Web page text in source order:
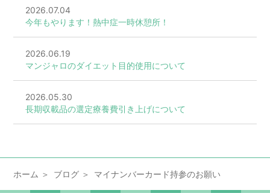
2026.07.04
今年もやります！熱中症一時休憩所！
2026.06.19
マンジャロのダイエット目的使用について
2026.05.30
長期収載品の選定療養費引き上げについて
ホーム ブログ マイナンバーカード持参のお願い